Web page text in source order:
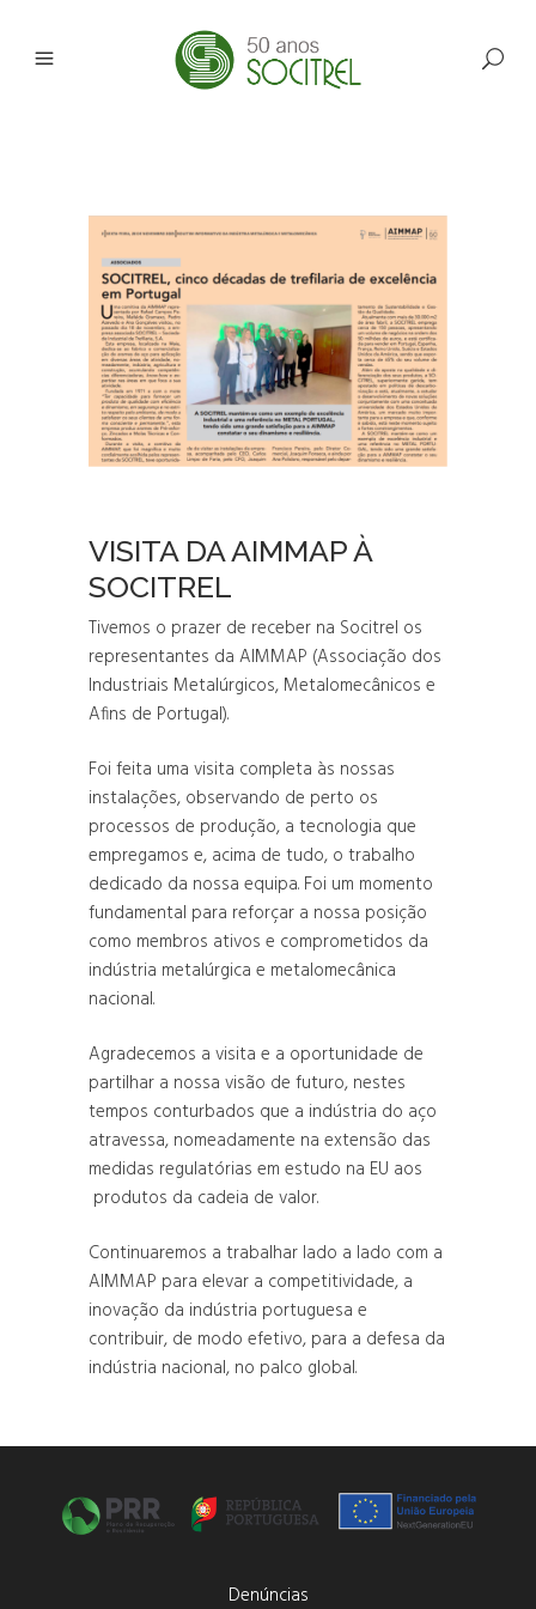
VISITA DA AIMMAP À
SOCITREL
Tivemos o prazer de receber na Socitrel os
representantes da AIMMAP (Associação dos
Industriais Metalúrgicos, Metalomecânicos e
Afins de Portugal).
Foi feita uma visita completa às nossas
instalações, observando de perto os
processos de produção, a tecnologia que
empregamos e, acima de tudo, o trabalho
dedicado da nossa equipa. Foi um momento
fundamental para reforçar a nossa posição
como membros ativos e comprometidos da
indústria metalúrgica e metalomecânica
nacional.
Agradecemos a visita e a oportunidade de
partilhar a nossa visão de futuro, nestes
tempos conturbados que a indústria do aço
atravessa, nomeadamente na extensão das
medidas regulatórias em estudo na EU aos
produtos da cadeia de valor.
Continuaremos a trabalhar lado a lado com a
AIMMAP para elevar a competitividade, a
inovação da indústria portuguesa e
contribuir, de modo efetivo, para a defesa da
indústria nacional, no palco global.
Denúncias